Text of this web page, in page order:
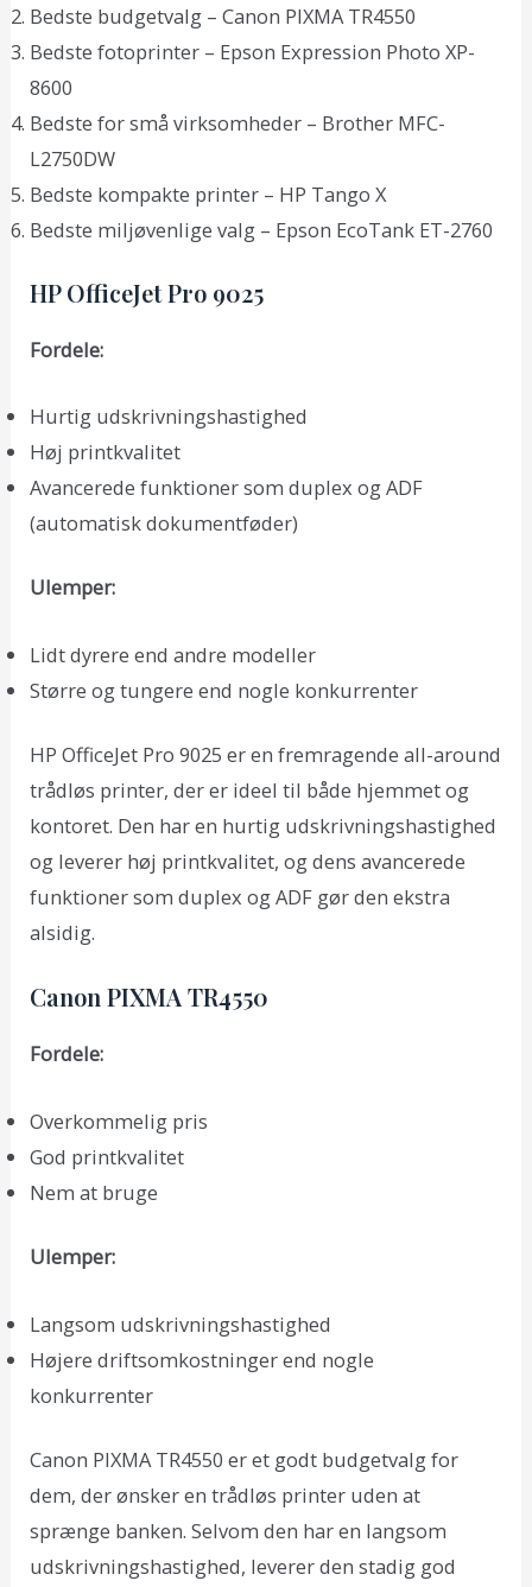
Bedste budgetvalg – Canon PIXMA TR4550
Bedste fotoprinter – Epson Expression Photo XP-
8600
Bedste for små virksomheder – Brother MFC-
L2750DW
Bedste kompakte printer – HP Tango X
Bedste miljøvenlige valg – Epson EcoTank ET-2760
HP OfficeJet Pro 9025
Fordele:
Hurtig udskrivningshastighed
Høj printkvalitet
Avancerede funktioner som duplex og ADF
(automatisk dokumentføder)
Ulemper:
Lidt dyrere end andre modeller
Større og tungere end nogle konkurrenter
HP OfficeJet Pro 9025 er en fremragende all-around
trådløs printer, der er ideel til både hjemmet og
kontoret. Den har en hurtig udskrivningshastighed
og leverer høj printkvalitet, og dens avancerede
funktioner som duplex og ADF gør den ekstra
alsidig.
Canon PIXMA TR4550
Fordele:
Overkommelig pris
God printkvalitet
Nem at bruge
Ulemper:
Langsom udskrivningshastighed
Højere driftsomkostninger end nogle
konkurrenter
Canon PIXMA TR4550 er et godt budgetvalg for
dem, der ønsker en trådløs printer uden at
sprænge banken. Selvom den har en langsom
udskrivningshastighed, leverer den stadig god